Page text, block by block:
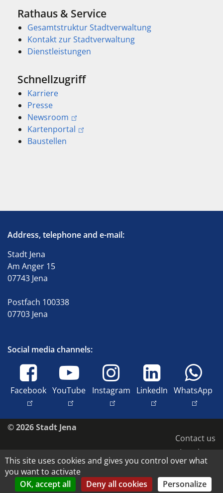
Rathaus & Service
Gesamtstruktur Stadtverwaltung
Kontakt zur Stadtverwaltung
Dienstleistungen
Schnellzugriff
Karriere
Presse
Newsroom
Kartenportal
Baustellen
Address, telephone and e-mail:
Stadt Jena
Am Anger 15
07743 Jena
Postfach 100338
07703 Jena
Social media channels:
Facebook YouTube Instagram LinkedIn WhatsApp
© 2026 Stadt Jena
Contact us
Imprint
Accessibility
Data protection
This site uses cookies and gives you control over what
you want to activate
OK, accept all
Deny all cookies Personalize